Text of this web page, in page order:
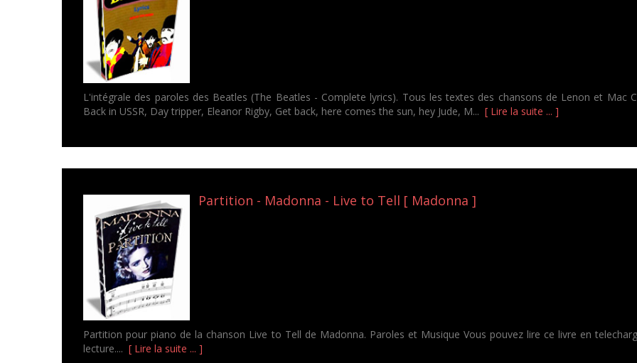
L'intégrale des paroles des Beatles (The Beatles - Complete lyrics). Tous les textes des chansons de Lenon et Mac
Back in USSR, Day tripper, Eleanor Rigby, Get back, here comes the sun, hey Jude, M... [ Lire la suite ... ]
Partition - Madonna - Live to Tell [ Madonna ]
Partition pour piano de la chanson Live to Tell de Madonna. Paroles et Musique Vous pouvez lire ce livre en
lecture.... [ Lire la suite ... ]